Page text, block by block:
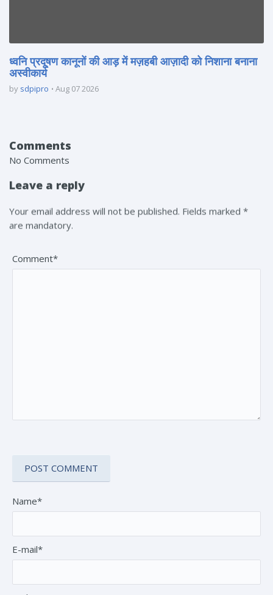
ध्वनि प्रदूषण कानूनों की आड़ में मज़हबी आज़ादी को निशाना बनाना
अस्वीकार्य
by sdpipro Aug 07 2026
Comments
No Comments
Leave a reply
Your email address will not be published. Fields marked *
are mandatory.
Comment*
Name*
E-mail*